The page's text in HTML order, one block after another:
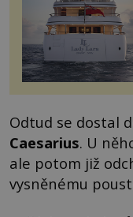
Odtud se dostal
Caesarius. U
ale potom již
vysněnému